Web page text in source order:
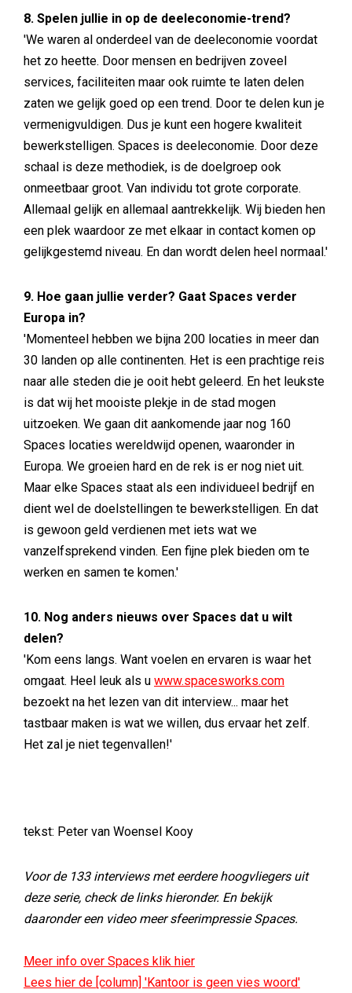
8. Spelen jullie in op de deeleconomie-trend?
'We waren al onderdeel van de deeleconomie voordat
het zo heette. Door mensen en bedrijven zoveel
services, faciliteiten maar ook ruimte te laten delen
zaten we gelijk goed op een trend. Door te delen kun je
vermenigvuldigen. Dus je kunt een hogere kwaliteit
bewerkstelligen. Spaces is deeleconomie. Door deze
schaal is deze methodiek, is de doelgroep ook
onmeetbaar groot. Van individu tot grote corporate.
Allemaal gelijk en allemaal aantrekkelijk. Wij bieden hen
een plek waardoor ze met elkaar in contact komen op
gelijkgestemd niveau. En dan wordt delen heel normaal.'
9. Hoe gaan jullie verder? Gaat Spaces verder
Europa in?
'Momenteel hebben we bijna 200 locaties in meer dan
30 landen op alle continenten. Het is een prachtige reis
naar alle steden die je ooit hebt geleerd. En het leukste
is dat wij het mooiste plekje in de stad mogen
uitzoeken. We gaan dit aankomende jaar nog 160
Spaces locaties wereldwijd openen, waaronder in
Europa. We groeien hard en de rek is er nog niet uit.
Maar elke Spaces staat als een individueel bedrijf en
dient wel de doelstellingen te bewerkstelligen. En dat
is gewoon geld verdienen met iets wat we
vanzelfsprekend vinden. Een fijne plek bieden om te
werken en samen te komen.'
10. Nog anders nieuws over Spaces dat u wilt
delen?
'Kom eens langs. Want voelen en ervaren is waar het
omgaat. Heel leuk als u www.spacesworks.com
bezoekt na het lezen van dit interview... maar het
tastbaar maken is wat we willen, dus ervaar het zelf.
Het zal je niet tegenvallen!'
tekst: Peter van Woensel Kooy
Voor de 133 interviews met eerdere hoogvliegers uit
deze serie, check de links hieronder. En bekijk
daaronder een video meer sfeerimpressie Spaces.
Meer info over Spaces klik hier
Lees hier de [column] 'Kantoor is geen vies woord'